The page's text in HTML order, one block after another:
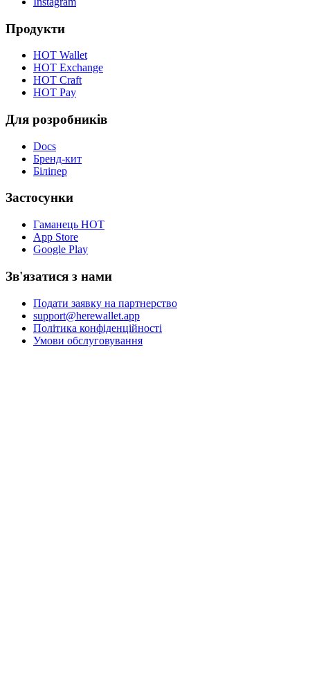
Продукти
HOT Wallet
HOT Exchange
HOT Craft
HOT Pay
Для розробників
Docs
Бренд-кит
Біліпер
Застосунки
Гаманець HOT
App Store
Google Play
Зв'язатися з нами
Подати заявку на партнерство
support@herewallet.app
Політика конфіденційності
Умови обслуговування